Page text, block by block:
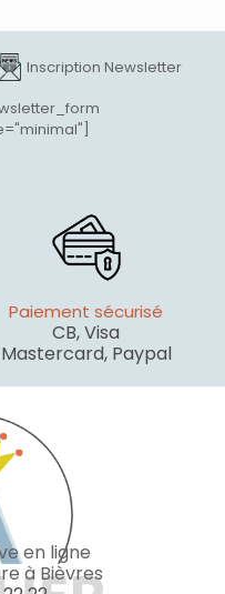
Inscription Newsletter
Paiement sécurisé
CB, Visa
Mastercard, Paypal
en ligne
à Bièvres